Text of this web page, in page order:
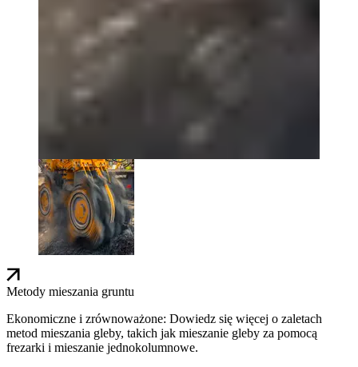
Metody mieszania gruntu
Ekonomiczne i zrównoważone: Dowiedz się więcej o zaletach
metod mieszania gleby, takich jak mieszanie gleby za pomocą
frezarki i mieszanie jednokolumnowe.